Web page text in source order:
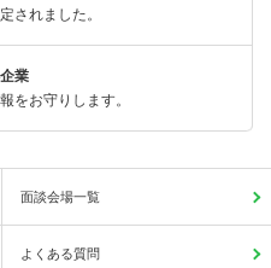
されました。
業
をお守りします。
面談会場一覧
よくある質問